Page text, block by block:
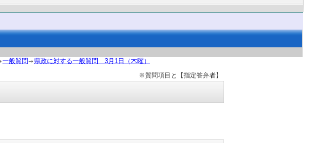
一般質問 県政に対する一般質問 3月1日（木曜）
※質問項目と【指定答弁者】